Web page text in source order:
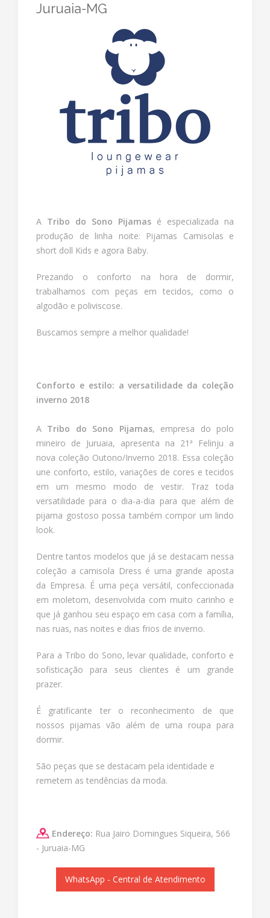
Juruaia-MG
A Tribo do Sono Pijamas é especializada na
produção de linha noite: Pijamas Camisolas e
short doll Kids e agora Baby.
Prezando o conforto na hora de dormir,
trabalhamos com peças em tecidos, como o
algodão e poliviscose.
Buscamos sempre a melhor qualidade!
Conforto e estilo: a versatilidade da coleção
inverno 2018
A Tribo do Sono Pijamas, empresa do polo
mineiro de Juruaia, apresenta na 21ª Felinju a
nova coleção Outono/Inverno 2018. Essa coleção
une conforto, estilo, variações de cores e tecidos
em um mesmo modo de vestir. Traz toda
versatilidade para o dia-a-dia para que além de
pijama gostoso possa também compor um lindo
look.
Dentre tantos modelos que já se destacam nessa
coleção a camisola Dress é uma grande aposta
da Empresa. É uma peça versátil, confeccionada
em moletom, desenvolvida com muito carinho e
que já ganhou seu espaço em casa com a família,
nas ruas, nas noites e dias frios de inverno.
Para a Tribo do Sono, levar qualidade, conforto e
sofisticação para seus clientes é um grande
prazer.
É gratificante ter o reconhecimento de que
nossos pijamas vão além de uma roupa para
dormir.
São peças que se destacam pela identidade e
remetem as tendências da moda.
Endereço: Rua Jairo Domingues Siqueira, 566
- Juruaia-MG
WhatsApp - Central de Atendimento